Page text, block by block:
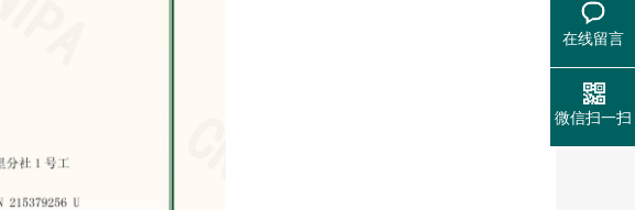
在线留言
微信扫一扫